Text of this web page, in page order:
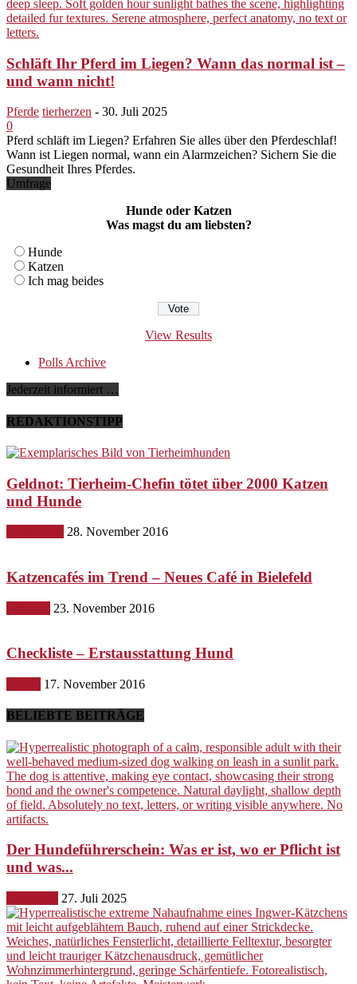
Schläft Ihr Pferd im Liegen? Wann das normal ist –
und wann nicht!
Pferde tierherzen - 30. Juli 2025
0
Pferd schläft im Liegen? Erfahren Sie alles über den Pferdeschlaf!
Wann ist Liegen normal, wann ein Alarmzeichen? Sichern Sie die
Gesundheit Ihres Pferdes.
Umfrage
Hunde oder Katzen
Was magst du am liebsten?
Hunde
Katzen
Ich mag beides
View Results
Polls Archive
Jederzeit informiert …
REDAKTIONSTIPP
Geldnot: Tierheim-Chefin tötet über 2000 Katzen
und Hunde
28. November 2016
Katzencafés im Trend – Neues Café in Bielefeld
23. November 2016
Checkliste – Erstausstattung Hund
17. November 2016
BELIEBTE BEITRÄGE
Der Hundeführerschein: Was er ist, wo er Pflicht ist
und was...
27. Juli 2025